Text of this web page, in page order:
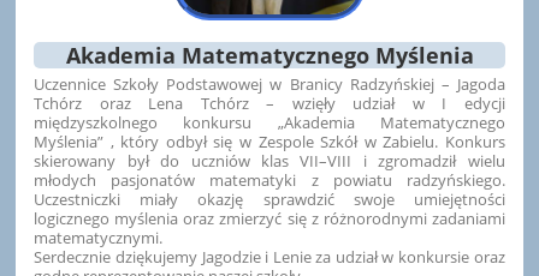
Akademia Matematycznego Myślenia
Uczennice Szkoły Podstawowej w Branicy Radzyńskiej – Jagoda
Tchórz oraz Lena Tchórz – wzięły udział w I edycji
międzyszkolnego konkursu „Akademia Matematycznego
Myślenia” , który odbył się w Zespole Szkół w Zabielu. Konkurs
skierowany był do uczniów klas VII–VIII i zgromadził wielu
młodych pasjonatów matematyki z powiatu radzyńskiego.
Uczestniczki miały okazję sprawdzić swoje umiejętności
logicznego myślenia oraz zmierzyć się z różnorodnymi zadaniami
matematycznymi.
Serdecznie dziękujemy Jagodzie i Lenie za udział w konkursie oraz